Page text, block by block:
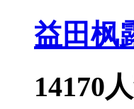
益田枫
14170